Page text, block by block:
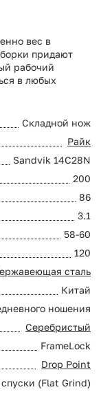
вес в
придают
рабочий
в любых
Складной нож
Райк
Sandvik 14C28N
200
86
3.1
58-60
120
сталь
Китай
ношения
Серебристый
FrameLock
Drop Point
(Flat Grind)